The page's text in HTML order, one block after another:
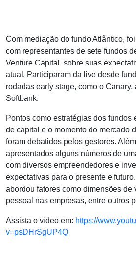
Com mediação do fundo Atlântico,
com representantes de sete fundos
Venture Capital sobre suas
atual. Participaram da live desde
rodadas early stage, como o Canary,
Softbank.
Pontos como estratégias dos fundos
de capital e o momento do mercado
foram debatidos pelos gestores.
apresentados alguns números de
com diversos empreendedores e
expectativas para o presente e
abordou fatores como dimensões de
pessoal nas empresas, entre outros
Assista o vídeo em: https://
v=psDHrSgUP4Q